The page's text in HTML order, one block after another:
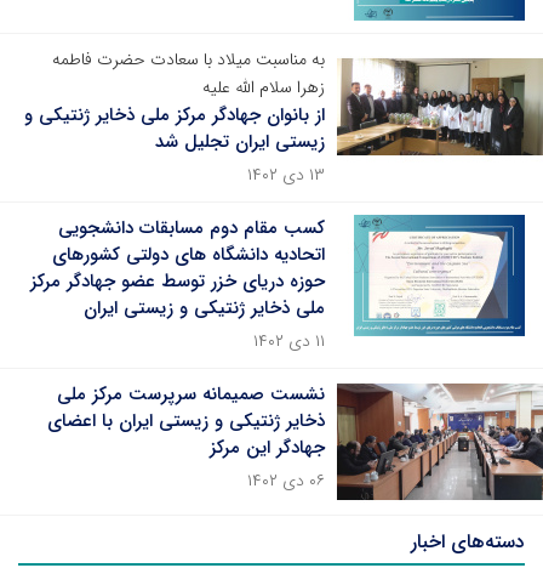
به مناسبت میلاد با سعادت حضرت فاطمه
زهرا سلام الله علیه
از بانوان جهادگر مرکز ملی ذخایر ژنتیکی و
زیستی ایران تجلیل شد
۱۳ دی ۱۴۰۲
کسب مقام دوم مسابقات دانشجویی
اتحادیه دانشگاه های دولتی کشورهای
حوزه دریای خزر توسط عضو جهادگر مرکز
ملی ذخایر ژنتیکی و زیستی ایران
۱۱ دی ۱۴۰۲
نشست صمیمانه سرپرست مرکز ملی
ذخایر ژنتیکی و زیستی ایران با اعضای
جهادگر این مرکز
۰۶ دی ۱۴۰۲
دسته‌های اخبار